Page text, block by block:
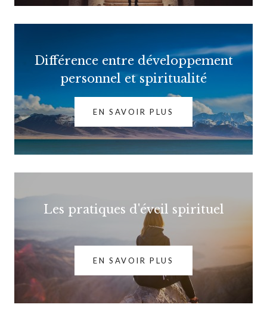
Différence entre développement
personnel et spiritualité
EN SAVOIR PLUS
Les pratiques d'éveil spirituel
EN SAVOIR PLUS